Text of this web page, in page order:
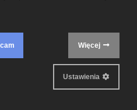
do koszyka
Więcej
Ustawienia